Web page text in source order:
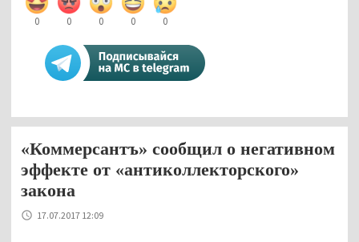
0 0 0 0 0
«Коммерсантъ» сообщил о негативном
эффекте от «антиколлекторского»
закона
17.07.2017 12:09